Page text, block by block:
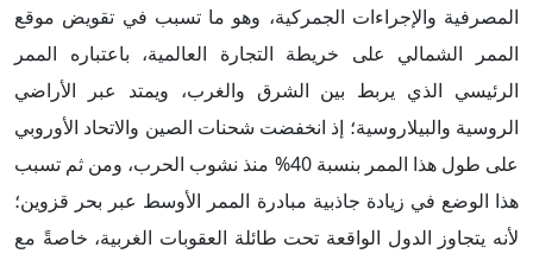
المصرفية والإجراءات الجمركية، وهو ما تسبب في تقويض موقع
الممر الشمالي على خريطة التجارة العالمية، باعتباره الممر
الرئيسي الذي يربط بين الشرق والغرب، ويمتد عبر الأراضي
الروسية والبيلاروسية؛ إذ انخفضت شحنات الصين والاتحاد الأوروبي
على طول هذا الممر بنسبة 40% منذ نشوب الحرب، ومن ثم تسبب
هذا الوضع في زيادة جاذبية مبادرة الممر الأوسط عبر بحر قزوين؛
لأنه يتجاوز الدول الواقعة تحت طائلة العقوبات الغربية، خاصةً مع